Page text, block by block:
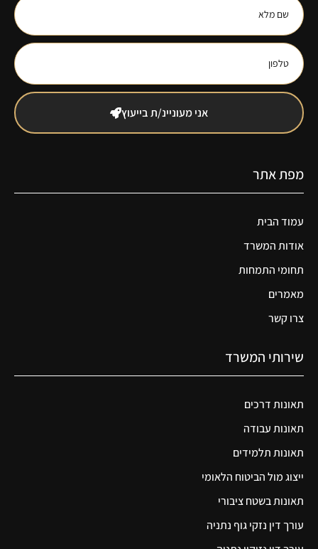
אני מעוניינ/ת בייעוץ
מפת אתר
עמוד הבית
אודות המשרד
תחומי התמחות
מאמרים
צרו קשר
שירותי המשרד
תאונות דרכים
תאונות עבודה
תאונות תלמידים
ייצוג מול הביטוח הלאומי
תאונות בשטח ציבורי
עורך דין נזקי גוף נתניה